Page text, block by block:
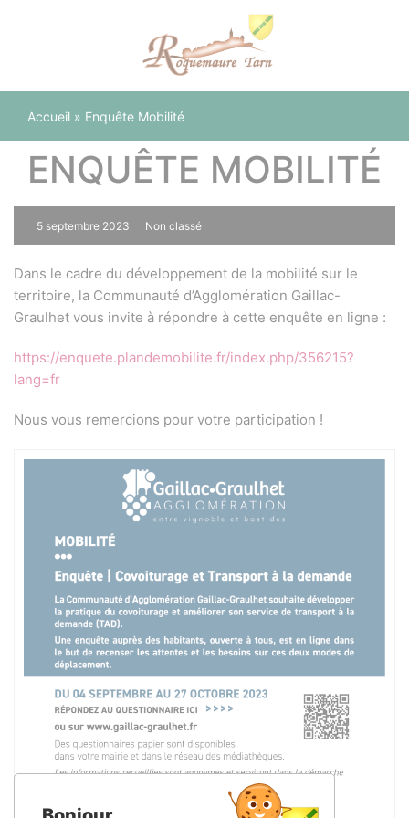
Accueil » Enquête Mobilité
ENQUÊTE MOBILITÉ
5 septembre 2023 Non classé
Dans le cadre du développement de la mobilité sur le
territoire, la Communauté d’Agglomération Gaillac-
Graulhet vous invite à répondre à cette enquête en ligne :
https://enquete.plandemobilite.fr/index.php/356215?
lang=fr
Nous vous remercions pour votre participation !